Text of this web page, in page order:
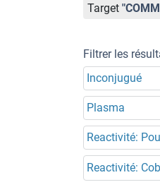
Target
Filtrer les
Inconjugué
Plasma
Reactivité:
Reactivité: